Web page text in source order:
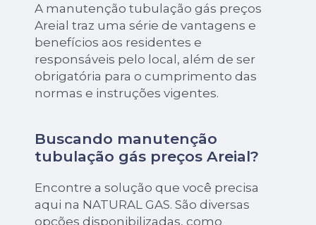
A manutenção tubulação gás preços
Areial traz uma série de vantagens e
benefícios aos residentes e
responsáveis pelo local, além de ser
obrigatória para o cumprimento das
normas e instruções vigentes.
Buscando manutenção
tubulação gás preços Areial?
Encontre a solução que você precisa
aqui na NATURAL GAS. São diversas
opções disponibilizadas, como